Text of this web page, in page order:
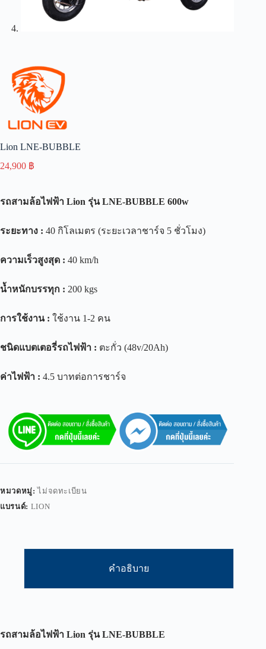
Lion LNE-BUBBLE
24,900 ฿
รถสามล้อไฟฟ้า Lion รุ่น LNE-BUBBLE 600w
ระยะทาง : 40 กิโลเมตร (ระยะเวลาชาร์จ 5 ชั่วโมง)
ความเร็วสูงสุด : 40 km/h
น้ำหนักบรรทุก : 200 kgs
การใช้งาน: ใช้งาน 1-2 คน
ชนิดแบตเตอรี่รถไฟฟ้า : ตะกั่ว (48v/20Ah)
ค่าไฟฟ้า : 4.5 บาทต่อการชาร์จ
หมวดหมู่:ไม่จดทะเบียน
แบรนด์: LION
คำอธิบาย
รถสามล้อไฟฟ้า Lion รุ่น LNE-BUBBLE